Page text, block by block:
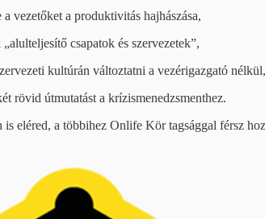
vezetőket a produktivitás hajhászása,
csapatok és szervezetek”,
kultúrán változtatni a vezérigazgató nélkül,
rövid útmutatást a krízismenedzsmenthez.
is eléred, a többihez Onlife Kör tagsággal férsz